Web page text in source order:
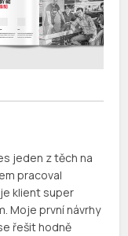
jeden z těch na
pracoval
klient super
Moje první návrhy
řešit hodně